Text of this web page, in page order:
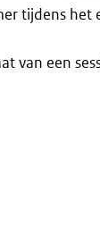
tijdens het
van een